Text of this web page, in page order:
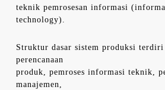
teknik pemrosesan informasi
technology).
Struktur dasar sistem produksi terdiri
perencanaan
produk, pemroses informasi teknik,
manajemen,